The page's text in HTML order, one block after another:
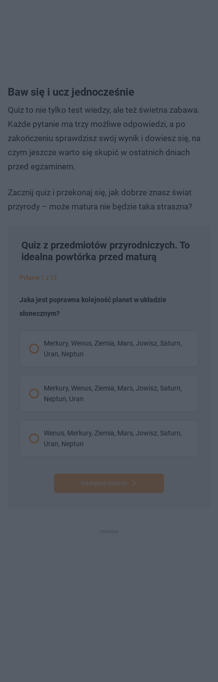
Baw się i ucz jednocześnie
Quiz to nie tylko test wiedzy, ale też świetna zabawa.
Każde pytanie ma trzy możliwe odpowiedzi, a po
zakończeniu sprawdzisz swój wynik i dowiesz się, na
czym jeszcze warto się skupić w ostatnich dniach
przed egzaminem.
Zacznij quiz i przekonaj się, jak dobrze znasz świat
przyrody – może matura nie będzie taka straszna?
Quiz z przedmiotów przyrodniczych. To
idealna powtórka przed maturą
Pytanie 1 z 12
Jaka jest poprawna kolejność planet w układzie
słonecznym?
Merkury, Wenus, Ziemia, Mars, Jowisz, Saturn,
Uran, Neptun
Merkury, Wenus, Ziemia, Mars, Jowisz, Saturn,
Neptun, Uran
Wenus, Merkury, Ziemia, Mars, Jowisz, Saturn,
Uran, Neptun
Następne pytanie